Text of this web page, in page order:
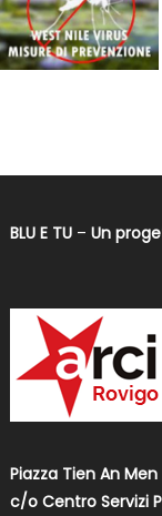
BLU E TU– Un
Piazza Tien An Men
c/o Centro Servizi